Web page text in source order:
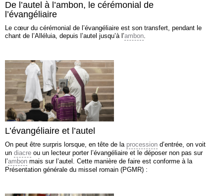
De l’autel à l’ambon, le cérémonial de
l’évangéliaire
Le cœur du cérémonial de l’évangéliaire est son transfert, pendant le
chant de l’Alléluia, depuis l’autel jusqu’à l’ambon
L’évangéliaire et l’autel
On peut être surpris lorsque, en tête de la procession d’entrée, on voit
un diacre ou un lecteur porter l’évangéliaire et le déposer non pas sur
l’ambon mais sur l’autel. Cette manière de faire est conforme à la
Présentation générale du missel romain (PGMR) :